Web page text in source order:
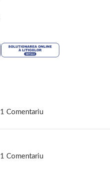
1 Comentariu
1 Comentariu